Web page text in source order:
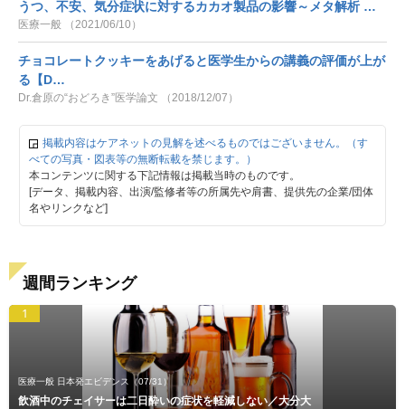
うつ、不安、気分症状に対するカカオ製品の影響～メタ解析 …
医療一般 （2021/06/10）
チョコレートクッキーをあげると医学生からの講義の評価が上が
る【D…
Dr.倉原の“おどろき”医学論文 （2018/12/07）
掲載内容はケアネットの見解を述べるものではございません。（す
べての写真・図表等の無断転載を禁じます。）
本コンテンツに関する下記情報は掲載当時のものです。
[データ、掲載内容、出演/監修者等の所属先や肩書、提供先の企業/団体
名やリンクなど]
週間ランキング
1
医療一般 日本発エビデンス （07/31）
飲酒中のチェイサーは二日酔いの症状を軽減しない／大分大